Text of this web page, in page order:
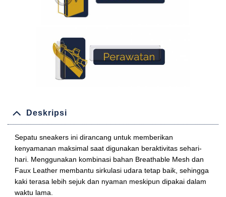
Deskripsi
Sepatu sneakers ini dirancang untuk memberikan
kenyamanan maksimal saat digunakan beraktivitas sehari-
hari. Menggunakan kombinasi bahan Breathable Mesh dan
Faux Leather membantu sirkulasi udara tetap baik, sehingga
kaki terasa lebih sejuk dan nyaman meskipun dipakai dalam
waktu lama.